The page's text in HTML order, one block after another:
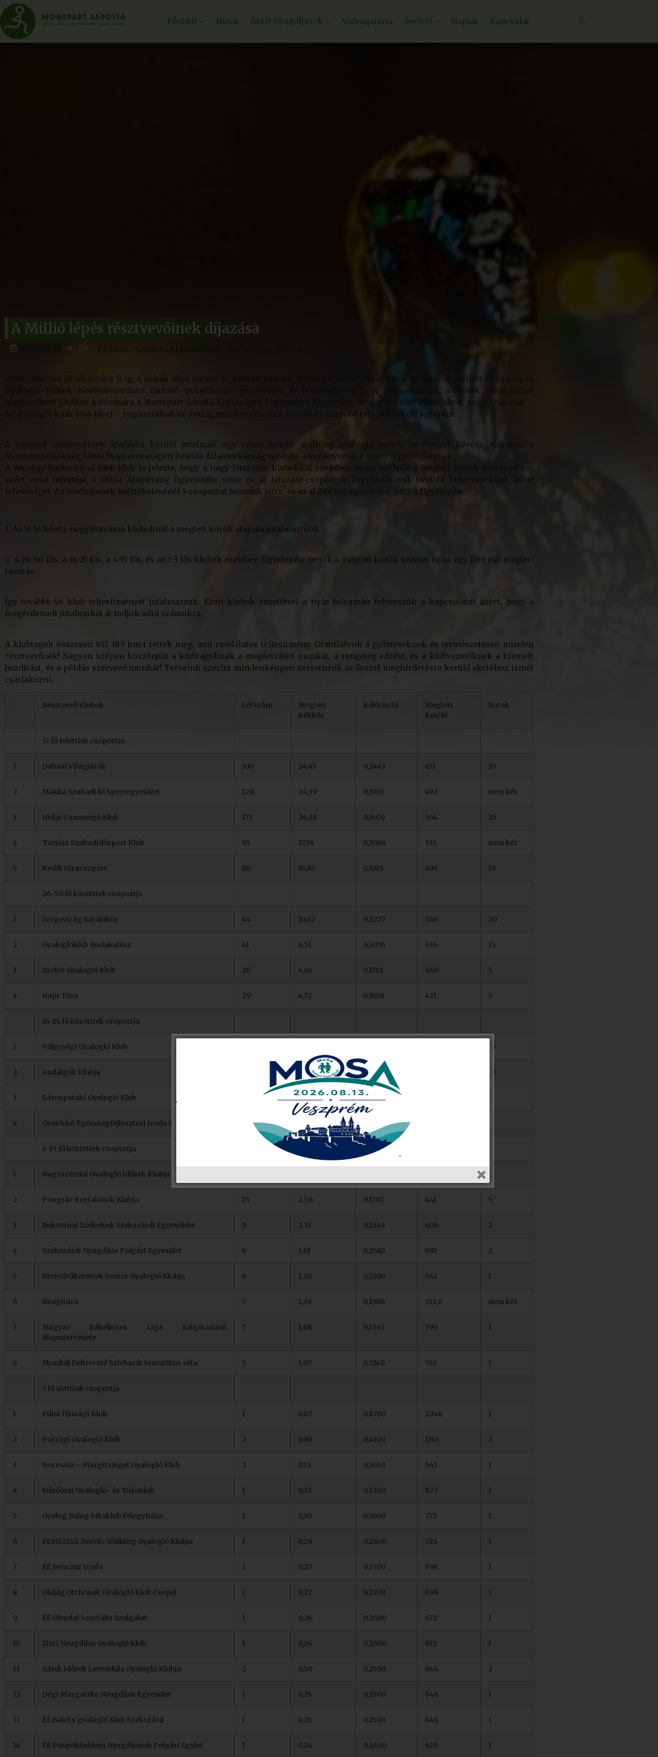
Főoldal Hírek Aktív Nyugdíjasok Videogaléria Saciról Naptár Kapcsolat
A Millió lépés résztvevőinek díjazása
Tájfutás Gyakorlati technikák
2024. március 25-től június 9-ig, a sokak által ismert és méltán kedvelt Millió Lépés applikációban az iskolák mellett az Országos
Gyalogló Idősek Klubhálózatához tartozó nyugdíjasok versenyére is lehetőség nyílt. A szenioroknak második alkalommal
meghirdetett játékos kihívására a Monspart Sarolta Egészséges Életmódért Alapítvány által patronált idősklubok, szép számmal –
147 gyalogló klub, 1456 fővel – regisztráltak az ország minden részéből, kisebb és nagyobb településekről egyaránt.
A verseny nyerteseinek átadásra kerülő jutalmak egy része nordic walking gyalogló botok, amelyeket Révész Máriusz, a
Miniszterelnökség Aktív Magyarországért Felelős Államtitkárság vezetője adományozott a szenior gyaloglóknak.
A verseny lezárultával több klub is jelezte, hogy a nagy létszámú klubokkal szemben nincs esélyük a megtett körök versenyében,
ezért ezen felvetést a MoSa Alapítvány figyelembe vette és új létszám-csoportok létrehozásával, további helyezéseknek adott
lehetőséget. Az eredmények kiértékelésénél 5 csoportot hoztunk létre, és az alábbi szempontokat vettük figyelembe:
1. Az 51 fő feletti, nagylétszámú kluboknál a megtett körök alapján jutalmaztunk.
2. A 26-50 fős, a 16-25 fős, a 4-15 fős, és az 1-3 fős klubok esetében figyelembe vettük a megtett körök számát és az egy főre eső megtett
távot is.
Így további 46 klub teljesítményét jutalmazzuk. Ezen klubok vezetőivel a nyár folyamán felvesszük a kapcsolatot azért, hogy a
megérdemelt jutalmukat át tudjuk adni számukra.
A klubtagok összesen 657 189 km-t tettek meg, ami csodálatos teljesítmény. Gratulálunk a győzteseknek és természetesen minden
résztvevőnek! Nagyon szépen köszönjük a klubtagoknak a megfeszített munkát, a rengeteg edzést, és a klubvezetőknek a kiemelt
buzdítást, és a példás szervező munkát! Terveink szerint mindenképpen szeretnénk az ősszel meghirdetésre kerülő akcióhoz ismét
csatlakozni.
Résztvevő Klubok Létszám
Megtett
Kékkör
Kékkör/fő
Megtett
Km/fő
Botok
51 fő felettiek csoportja
1 Dabasi Világjárók 100 24,43 0,2443 631 35
2 Makka Szabadidő Sportegyesület 128 24,39 0,1905 492 nem kér
3 Hidai Cammogó Klub 173 24,38 0,1409 364 25
4 Tarjáni Szabadidősport Klub 85 17,54 0,2064 533 nem kér
5 Keddi túracsoport 88 16,85 0,1915 495 15
26-50 fő közöttiek csoportja
1 Zergevirág Barátikör 44 10,02 0,2277 588 20
2 Gyaloglóklub Budakalász 41 8,51 0,2076 536 15
3 Zselici Gyalogló Klub 26 4,63 0,1781 460 5
4 Napi Túra 29 4,72 0,1628 421 5
16-25 fő közöttiek csoportja
1 Völgységi Gyalogló Klub 15
2 Andalgók Klubja 6,09 0,2900 10
3 Sárospataki Gyalogló Klub 5,79 0,2895
4 Orosházi Egészségfejlesztési Iroda Gyalogló Klub 5,72
4-15 fő közöttiek csoportja
1 Nagyszénási Gyalogló Idősek Klubja
2 Pongrác Kortalanok Klubja 15 2,56 0,1707 441 5
3 Bukovinai Székelyek Szekszárdi Egyesülete 9 2,11 0,2344 606 2
4 Szekszárdi Nyugdíjas Polgári Egyesület 6 1,61 0,2683 693 2
5 Szervátültetettek Senior Gyalogló Klubja 6 1,26 0,2100 543 1
6 Nyugitúra 7 1,39 0,1986 513,0 nem kér
7
Magyar Rákellenes Liga Salgótarjáni
Alapszervezete
7 1,08 0,1543 399 1
8 Mozdulj Debrecen! Szívbarát tematikus séta 5 1,07 0,2140 553 1
3 fő alattiak csoportja
1 Pilisi Ifjúsági Klub 1 0,87 0,8700 2248 1
2 Porrogi Gyalogló Klub 2 0,90 0,4500 1163 2
3 Normafa – Margitsziget Gyalogló Klub 2 0,73 0,3650 943 1
4 Felsőörsi Gyalogló- és Túraklub 1 0,32 0,3200 827 1
5 Gyalog Balog Sétaklub Félegyháza 1 0,30 0,3000 775 1
6 FEMSZISZ Nordic Walking Gyalogló Klubja 1 0,28 0,2800 724 1
7 ÉÉ Benczúr Iroda 1 0,27 0,2700 698 1
8 Olajág Otthonok Gyalogló Klub Csepel 1 0,27 0,2700 698 1
9 ÉÉ Újbudai Szociális Szolgálat 1 0,26 0,2600 672 1
10 Zirci Nyugdíjas Gyalogló Klub 1 0,26 0,2600 672 1
11 Sásdi Idősek Levendula Gyalogló Klubja 2 0,50 0,2500 646 2
12 Dégi Margaréte Nyugdíjas Egyesület 1 0,25 0,2500 646 1
13 ÉÉ Babits gyalogló Klub Szekszárd 1 0,25 0,2500 646 1
14 ÉÉ Püspökladányi Nyugdíjasok Polgári Egylet 1 0,24 0,2400 620 1